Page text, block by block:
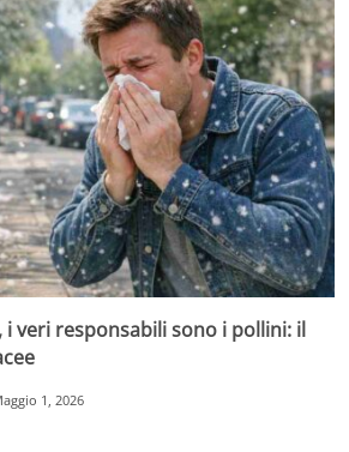
i veri responsabili sono i pollini: il
1, 2026